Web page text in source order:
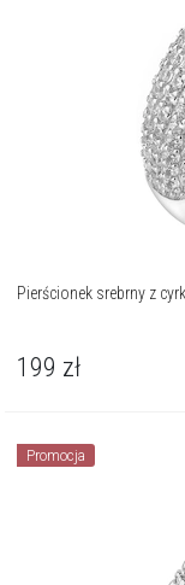
Pierścionek srebrny z
199 zł
Promocja